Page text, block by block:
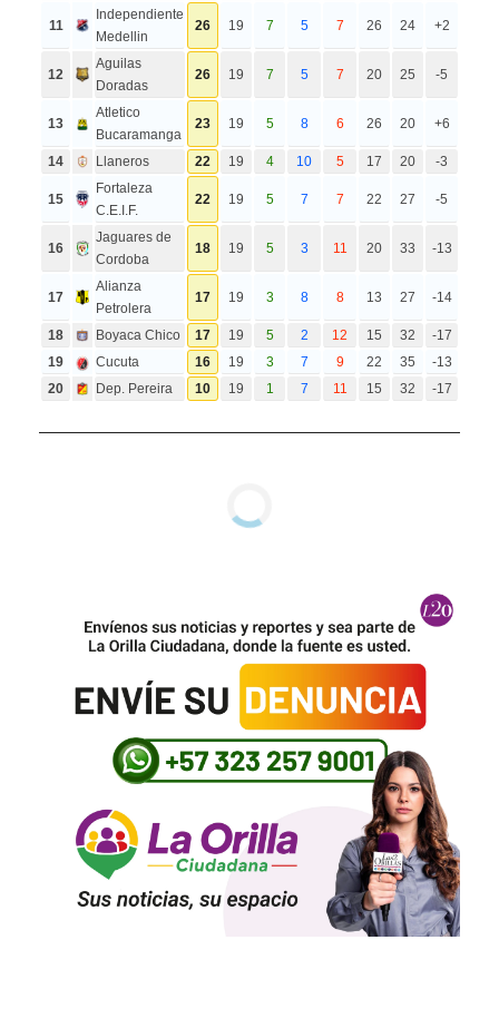
11
Independiente
Medellin
26 19 7 5 7 26 24 +2
12
Aguilas
Doradas
26 19 7 5 7 20 25 -5
13
Atletico
Bucaramanga
23 19 5 8 6 26 20 +6
14 Llaneros 22 19 4 10 5 17 20 -3
15
Fortaleza
C.E.I.F.
22 19 5 7 7 22 27 -5
16
Jaguares de
Cordoba
18 19 5 3 11 20 33 -13
17
Alianza
Petrolera
17 19 3 8 8 13 27 -14
18 Boyaca Chico 17 19 5 2 12 15 32
-17
19
Cucuta 16 19 3 7 9 22 35
-13
20
Dep. Pereira 10 19 1 7 11 15 32 -17